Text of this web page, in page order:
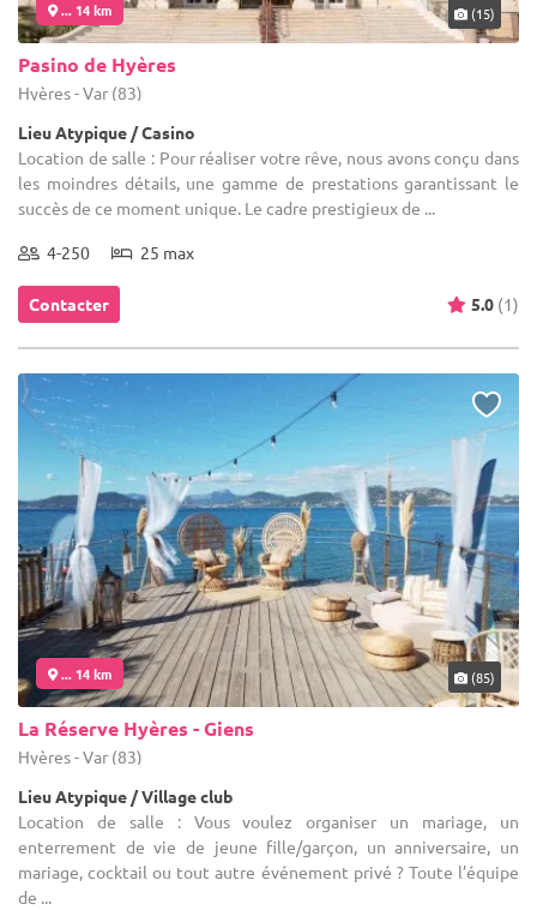
... 14 km (15)
Pasino de Hyères
Hyères - Var (83)
Lieu Atypique / Casino
Location de salle : Pour réaliser votre rêve, nous avons conçu dans
les moindres détails, une gamme de prestations garantissant le
succès de ce moment unique. Le cadre prestigieux de ...
4-250 25 max
Contacter 5.0 (1)
... 14 km (85)
La Réserve Hyères - Giens
Hyères - Var (83)
Lieu Atypique / Village club
Location de salle : Vous voulez organiser un mariage, un
enterrement de vie de jeune fille/garçon, un anniversaire, un
mariage, cocktail ou tout autre événement privé ? Toute l’équipe
de ...